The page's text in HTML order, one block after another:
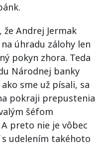
že Andrej Jermak
úhradu zálohy len
pokyn zhora. Teda
Národnej banky
sme už písali, sa
pokraji prepustenia
šéfom
preto nie je vôbec
udelením takéhoto